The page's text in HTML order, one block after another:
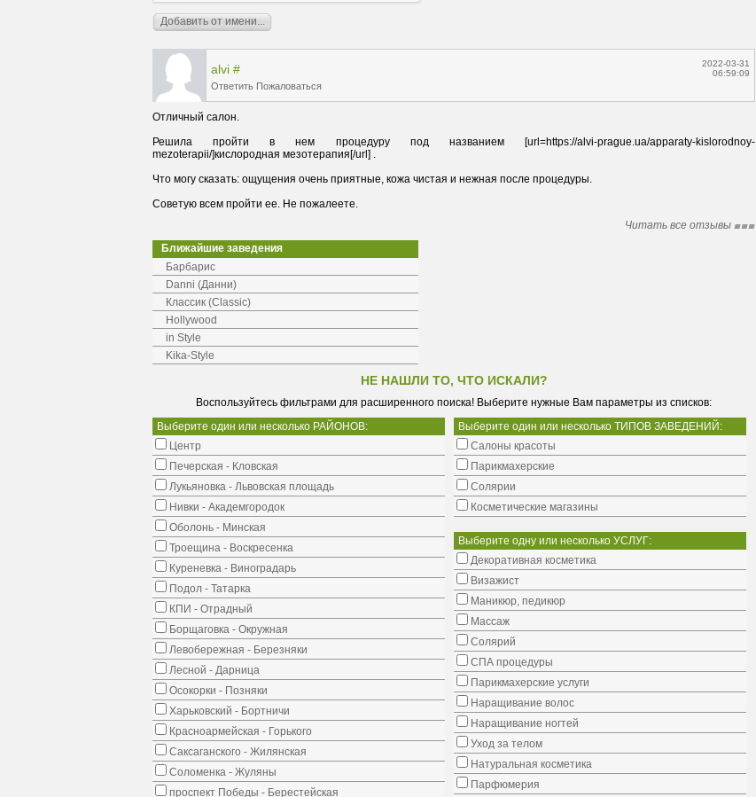
alvi #
Ответить Пожаловаться
2022-03-31
06:59:09
Решила пройти в нем процедуру под названием [url=https://alvi-prague.ua/apparaty-kislorodnoy-
Советую всем пройти ее. Не пожалеете.
Читать все отзывы
Ближайшие заведения
Барбарис
Danni (Данни)
Классик (Classic)
Hollywood
in Style
Kika-Style
НЕ НАШЛИ ТО, ЧТО ИСКАЛИ?
Воспользуйтесь фильтрами для расширенного поиска! Выберите нужные Вам параметры из списков:
Выберите один или несколько РАЙОНОВ:
Центр
Печерская - Кловская
Лукьяновка - Львовская площадь
Нивки - Академгородок
Оболонь - Минская
Троещина - Воскресенка
Куреневка - Виноградарь
Подол - Татарка
КПИ - Отрадный
Борщаговка - Окружная
Левобережная - Березняки
Лесной - Дарница
Осокорки - Позняки
Харьковский - Бортничи
Красноармейская - Горького
Саксаганского - Жилянская
Соломенка - Жуляны
проспект Победы - Берестейская
Выберите один или несколько ТИПОВ ЗАВЕДЕНИЙ:
Салоны красоты
Парикмахерские
Солярии
Косметические магазины
Выберите одну или несколько УСЛУГ:
Декоративная косметика
Визажист
Маникюр, педикюр
Массаж
Солярий
СПА процедуры
Парикмахерские услуги
Наращивание волос
Наращивание ногтей
Уход за телом
Натуральная косметика
Парфюмерия